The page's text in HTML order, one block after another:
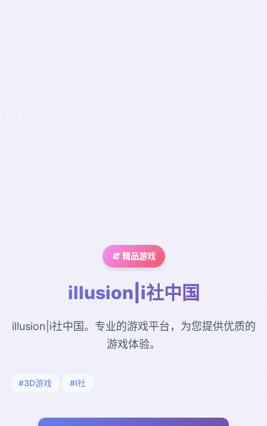
🧯 精品游戏
illusion|i社中国
illusion|i社中国。专业的游戏平台，为您提供优质的
游戏体验。
#3D游戏 #I社